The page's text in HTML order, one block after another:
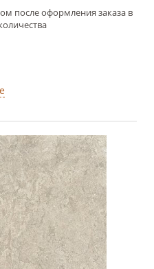
после оформления заказа в